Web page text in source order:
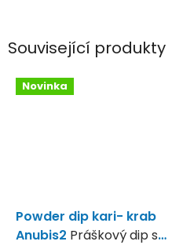
Související produkty
Novinka
Powder dip kari- krab
Anubis2 Práškový dip s